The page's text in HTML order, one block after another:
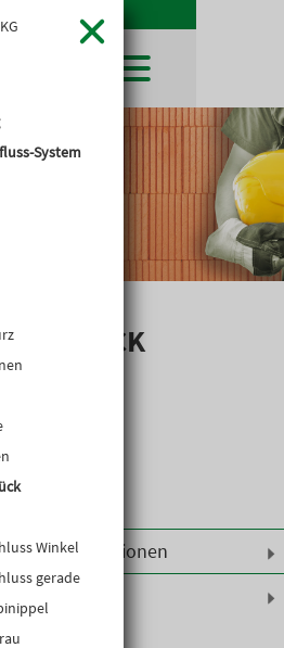
System
Winkel
gerade
Informationen